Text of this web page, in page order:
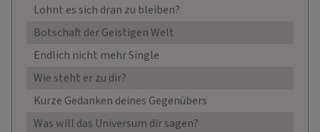
Lohnt es sich dran zu bleiben?
Botschaft der Geistigen Welt
Endlich nicht mehr Single
Wie steht er zu dir?
Kurze Gedanken deines Gegenübers
Was will das Universum dir sagen?